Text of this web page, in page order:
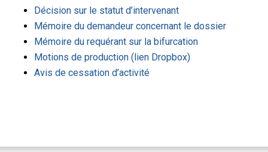
Décision sur le statut d’intervenant
Mémoire du demandeur concernant le dossier
Mémoire du requérant sur la bifurcation
Motions de production (lien Dropbox)
Avis de cessation d’activité